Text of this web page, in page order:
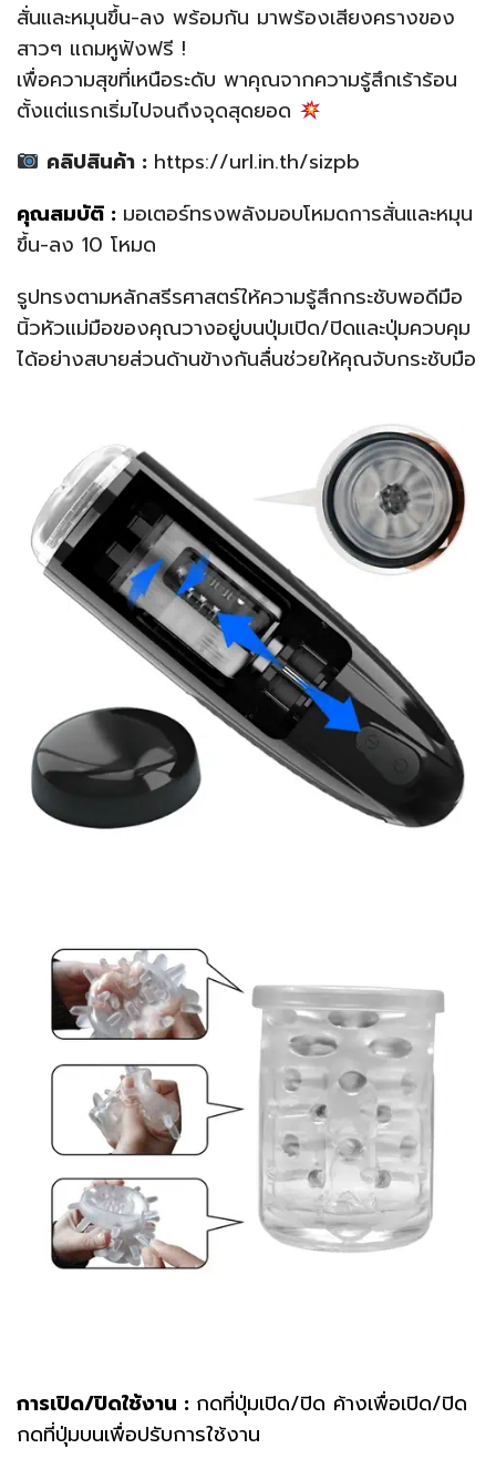
สั่นและหมุนขึ้น-ลง พร้อมกัน มาพร้องเสียงครางของ
สาวๆ แถมหูฟังฟรี !
เพื่อความสุขที่เหนือระดับ พาคุณจากความรู้สึกเร้าร้อน
ตั้งแต่แรกเริ่มไปจนถึงจุดสุดยอด
คลิปสินค้า : https://url.in.th/sizpb
คุณสมบัติ : มอเตอร์ทรงพลังมอบโหมดการสั่นและหมุน
ขึ้น-ลง 10 โหมด
รูปทรงตามหลักสรีรศาสตร์ให้ความรู้สึกกระชับพอดีมือ
นิ้วหัวแม่มือของคุณวางอยู่บนปุ่มเปิด/ปิดและปุ่มควบคุม
ได้อย่างสบายส่วนด้านข้างกันลื่นช่วยให้คุณจับกระชับมือ
การเปิด/ปิดใช้งาน : กดที่ปุ่มเปิด/ปิด ค้างเพื่อเปิด/ปิด
กดที่ปุ่มบนเพื่อปรับการใช้งาน